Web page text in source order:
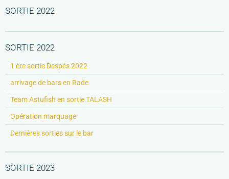
SORTIE 2022
SORTIE 2022
1 ère sortie Despés 2022
arrivage de bars en Rade
Team Astufish en sortie TALASH
Opération marquage
Dernières sorties sur le bar
SORTIE 2023